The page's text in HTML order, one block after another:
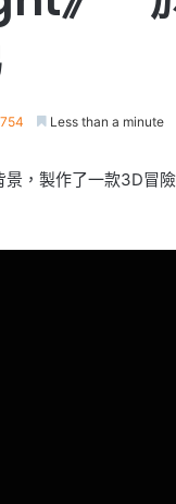
754 Less than a minute
，製作了一款3D冒